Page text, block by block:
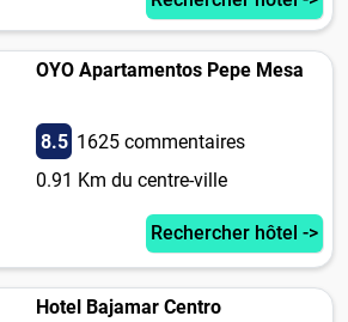
OYO Apartamentos Pepe Mesa
8.5 1625 commentaires
0.91 Km du centre-ville
Rechercher hôtel ->
Hotel Bajamar Centro